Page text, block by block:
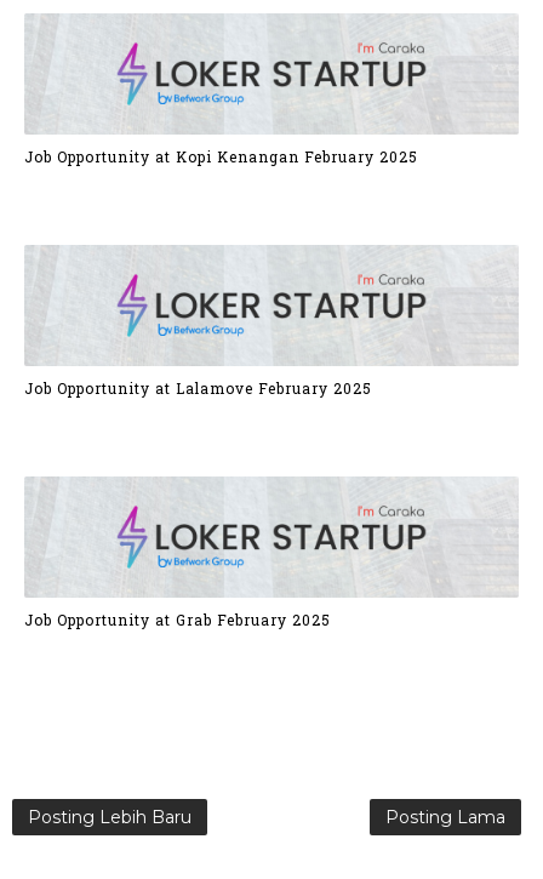
Job Opportunity at Kopi Kenangan February 2025
Job Opportunity at Lalamove February 2025
Job Opportunity at Grab February 2025
Posting Lebih Baru Posting Lama